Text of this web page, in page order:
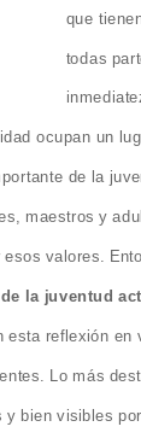
que
todas
ocupan un
de la
maestros y
valores.
la juventud
esta reflexión en
Lo más
y bien visibles